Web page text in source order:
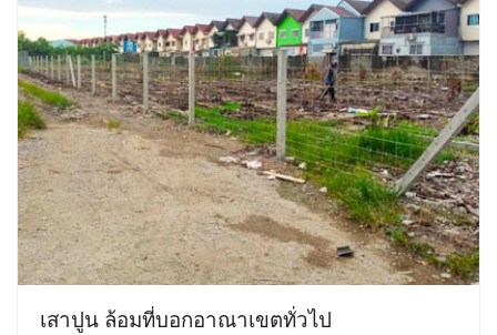
เสาปูน ล้อมที่บอกอาณาเขตทั่วไป